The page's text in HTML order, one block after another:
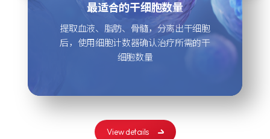
View details
干细胞的保存技术
拥有先进的干细胞保存技术及设备，可
以按照种类和用途单独分析干细胞，确
保其可用于治疗未来疾病。
最适合的干细胞数量
提取血液、脂肪、骨髓，分离出干细胞
后，使用细胞计数器确认治疗所需的干
细胞数量
干细胞的质量
治疗及微手术时，采取体系化、科学的
管理，确保分离、提取后的干细胞处于
最佳状态。
干细胞的保存技术
拥有先进的干细胞保存技术及设备，可
以按照种类和用途单独分析干细胞，确
保其可用于治疗未来疾病。
最适合的干细胞数量
提取血液、脂肪、骨髓，分离出干细胞
后，使用细胞计数器确认治疗所需的干
细胞数量